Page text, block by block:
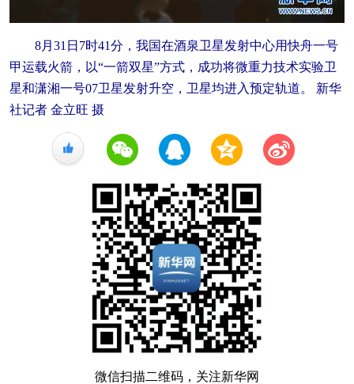
8月31日7时41分，我国在酒泉卫星发射中心用快舟一号
甲运载火箭，以“一箭双星”方式，成功将微重力技术实验卫
星和潇湘一号07卫星发射升空，卫星均进入预定轨道。 新华
社记者 金立旺 摄
+1
微信扫描二维码，关注新华网